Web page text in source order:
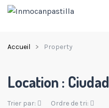
Accueil Property
Location :
Trier par: Ordre de tri: